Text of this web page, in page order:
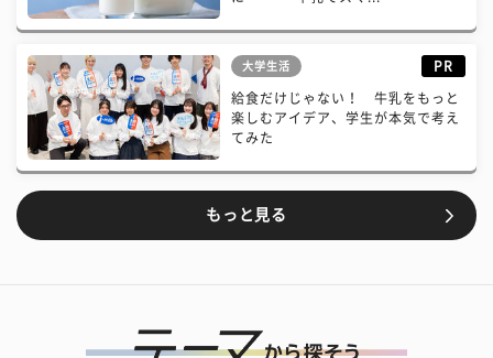
大学生活 PR
給食だけじゃない！ 牛乳をもっと
楽しむアイデア、学生が本気で考え
てみた
もっと見る